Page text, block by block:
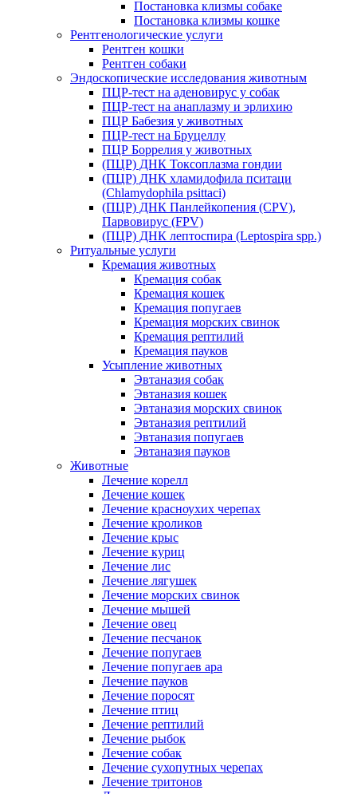
Постановка клизмы собаке
Постановка клизмы кошке
Рентгенологические услуги
Рентген кошки
Рентген собаки
Эндоскопические исследования животным
ПЦР-тест на аденовирус у собак
ПЦР-тест на анаплазму и эрлихию
ПЦР Бабезия у животных
ПЦР-тест на Бруцеллу
ПЦР Боррелия у животных
(ПЦР) ДНК Токсоплазма гондии
(ПЦР) ДНК хламидофила пситаци
(Chlamydophila psittaci)
(ПЦР) ДНК Панлейкопения (CPV),
Парвовирус (FPV)
(ПЦР) ДНК лептоспира (Leptospira spp.)
Ритуальные услуги
Кремация животных
Кремация собак
Кремация кошек
Кремация попугаев
Кремация морских свинок
Кремация рептилий
Кремация пауков
Усыпление животных
Эвтаназия собак
Эвтаназия кошек
Эвтаназия морских свинок
Эвтаназия рептилий
Эвтаназия попугаев
Эвтаназия пауков
Животные
Лечение корелл
Лечение кошек
Лечение красноухих черепах
Лечение кроликов
Лечение крыс
Лечение куриц
Лечение лис
Лечение лягушек
Лечение морских свинок
Лечение мышей
Лечение овец
Лечение песчанок
Лечение попугаев
Лечение попугаев ара
Лечение пауков
Лечение поросят
Лечение птиц
Лечение рептилий
Лечение рыбок
Лечение собак
Лечение сухопутных черепах
Лечение тритонов